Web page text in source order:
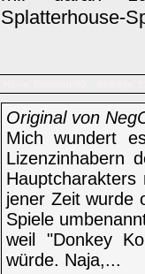
Splatterhouse-
Original von
Mich wundert
Lizenzinhabern
jener Zeit wurde
Spiele
weil "Donkey
würde. Naja,...